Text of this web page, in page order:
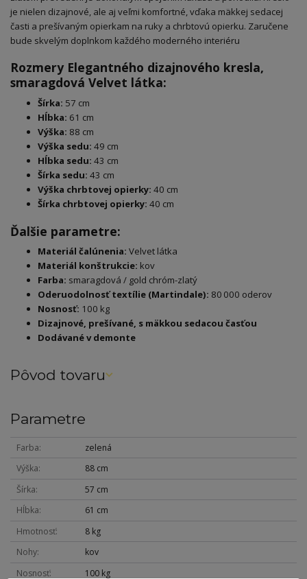
je nielen dizajnové, ale aj veľmi komfortné, vďaka mäkkej sedacej
časti a prešívaným opierkam na ruky a chrbtovú opierku. Zaručene
bude skvelým doplnkom každého moderného interiéru
Rozmery Elegantného dizajnového kresla,
smaragdová Velvet látka:
Šírka: 57 cm
Hĺbka: 61 cm
Výška: 88 cm
Výška sedu: 49 cm
Hĺbka sedu: 43 cm
Šírka sedu: 43 cm
Výška chrbtovej opierky: 40 cm
Šírka chrbtovej opierky: 40 cm
Ďalšie parametre:
Materiál čalúnenia: Velvet látka
Materiál konštrukcie: kov
Farba: smaragdová / gold chróm-zlatý
Oderuodolnosť textílie (Martindale): 80 000 oderov
Nosnosť: 100 kg
Dizajnové, prešívané, s mäkkou sedacou časťou
Dodávané v demonte
Pôvod tovaru
Parametre
Farba
zelená
Výška
88 cm
Šírka
57 cm
Hĺbka
61 cm
Hmotnosť
8 kg
Nohy
kov
Nosnosť
100 kg